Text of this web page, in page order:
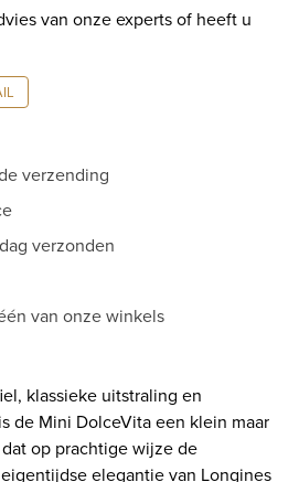
van onze experts of heeft u
verzending
verzonden
van onze winkels
klassieke uitstraling en
de Mini DolceVita een klein maar
op prachtige wijze de
elegantie van Longines